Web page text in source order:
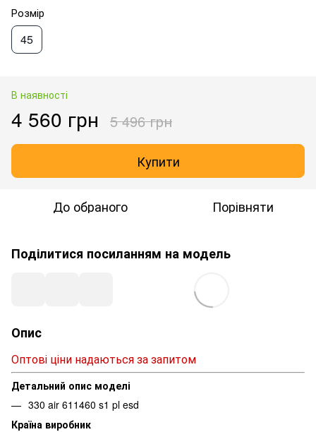
Розмір
45
В наявності
4 560 грн 5 496 грн
Купити
До обраного Порівняти
Поділитися посиланням на модель
Опис
Оптові ціни надаються за запитом
Детальний опис моделі
330 air 611460 s1 pl esd
Країна виробник